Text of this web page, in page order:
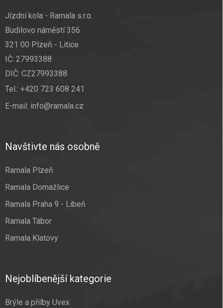
Jízdní kola - Ramala s.r.o.
Budilovo náměstí 356
321 00 Plzeň - Litice
IČ: 27993388
DIČ: CZ27993388
Tel.: +420 723 608 241
E-mail: info@ramala.cz
Navštivte nás osobně
Ramala Plzeň
Ramala Domažlice
Ramala Praha 9 - Libeň
Ramala Tábor
Ramala Klatovy
Nejoblíbenější kategorie
Brýle a přilby Uvex